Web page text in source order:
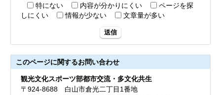
特にない
内容が分かりにくい
ページを探
しにくい
情報が少ない 文章量が多い
送信
このページに関するお問い合わせ
観光文化スポーツ部都市交流・多文化共生
〒924-8688 白山市倉光二丁目1番地